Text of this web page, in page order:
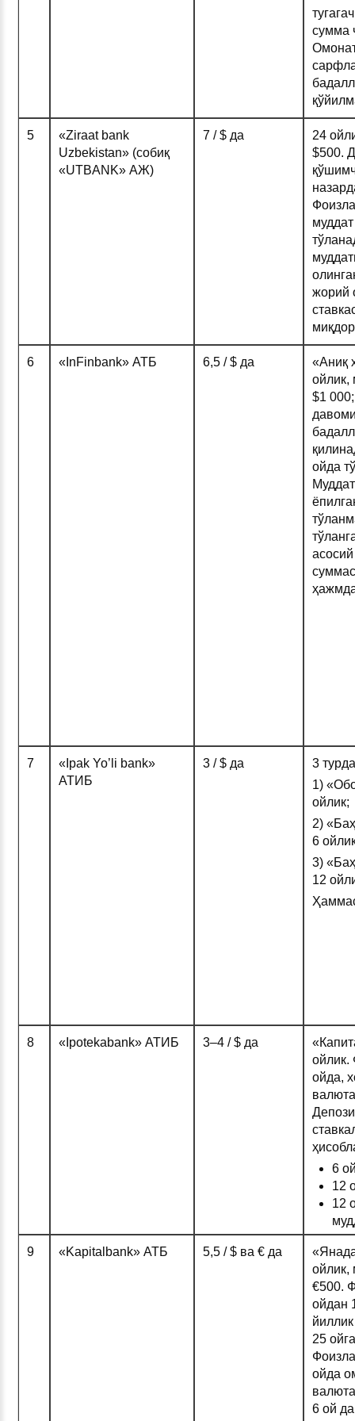
сумма
5
«Ziraat bank
Uzbekistan» (собиқ
«UTBANK» АЖ)
7 / $ да
24
$500.
жорий
6 «InFinbank» АТБ 6,5 / $ да
«Аниқ
ойлик,
$1
ойда
7
«Ipak Yo’li bank»
АТИБ
3 / $ да
3
1)
ойлик;
2)
6
3)
12
8 «Ipotekabank» АТИБ 3–4 / $ да
ойлик.
ойда,
6
12
12
9 «Kapitalbank» АТБ 5,5 / $ ва € да
ойлик,
€500.
ойдан
25
ойда
6 ой